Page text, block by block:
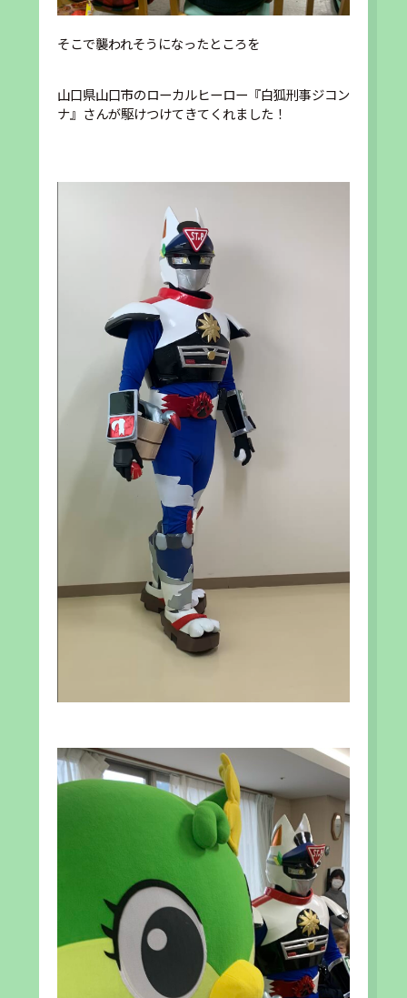
そこで襲われそうになったところを
山口県山口市のローカルヒーロー『白狐刑事ジコン
ナ』さんが駆けつけてきてくれました！